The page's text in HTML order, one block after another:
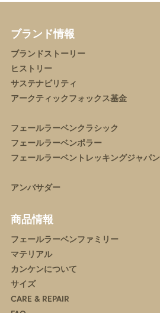
ブランド情報
ブランドストーリー
ヒストリー
サステナビリティ
アークティックフォックス基金
フェールラーベンクラシック
フェールラーベンポラー
フェールラーベントレッキングジャパン
アンバサダー
商品情報
フェールラーベンファミリー
マテリアル
カンケンについて
サイズ
CARE & REPAIR